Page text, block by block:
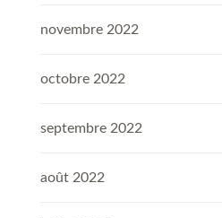
novembre 2022
octobre 2022
septembre 2022
août 2022